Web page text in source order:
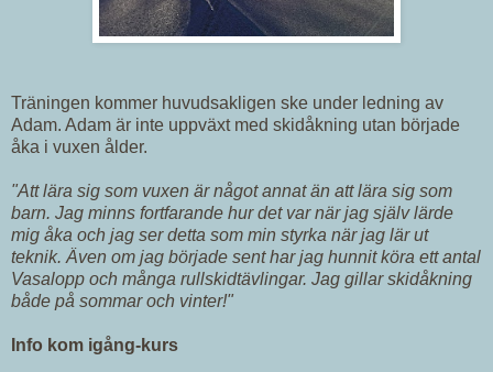
Träningen kommer huvudsakligen ske under ledning av
Adam. Adam är inte uppväxt med skidåkning utan började
åka i vuxen ålder.
"Att lära sig som vuxen är något annat än att lära sig som
barn. Jag minns fortfarande hur det var när jag själv lärde
mig åka och jag ser detta som min styrka när jag lär ut
teknik. Även om jag började sent har jag hunnit köra ett antal
Vasalopp och många rullskidtävlingar. Jag gillar skidåkning
både på sommar och vinter!"
Info kom igång-kurs